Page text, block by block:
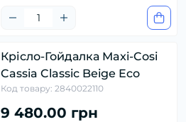
Крісло-Гойдалка Maxi-Cosi
Cassia Classic Beige Eco
Код товару: 2840022110
9 480.00 грн